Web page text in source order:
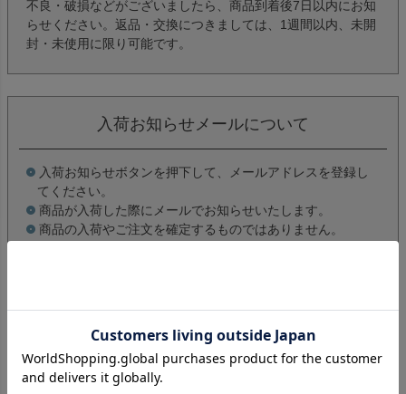
不良・破損などがございましたら、商品到着後7日以内にお知
らせください。返品・交換につきましては、1週間以内、未開
封・未使用に限り可能です。
入荷お知らせメールについて
入荷お知らせボタンを押下して、メールアドレスを登録し
てください。
商品が入荷した際にメールでお知らせいたします。
商品の入荷やご注文を確定するものではありません。
レビューを書く